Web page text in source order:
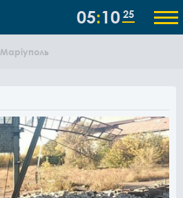
05 10 26
Маріуполь